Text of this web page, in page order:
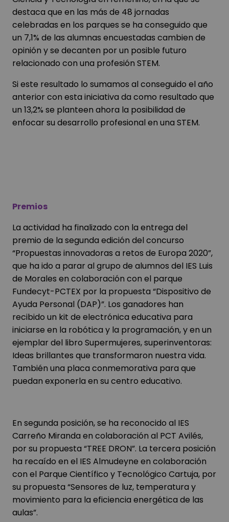
destaca que en las más de 48 jornadas
celebradas en los parques se ha conseguido que
un 7,1% de las alumnas encuestadas cambien de
opinión y se decanten por un posible futuro
relacionado con una profesión STEM.
Si este resultado lo sumamos al conseguido el año
anterior con esta iniciativa da como resultado que
un 13,2% se planteen ahora la posibilidad de
enfocar su desarrollo profesional en una STEM.
Premios
La actividad ha finalizado con la entrega del
premio de la segunda edición del concurso
“Propuestas innovadoras a retos de Europa 2020”,
que ha ido a parar al grupo de alumnos del IES Luis
de Morales en colaboración con el parque
Fundecyt-PCTEX por la propuesta “Dispositivo de
Ayuda Personal (DAP)”. Los ganadores han
recibido un kit de electrónica educativa para
iniciarse en la robótica y la programación, y en un
ejemplar del libro Supermujeres, superinventoras:
Ideas brillantes que transformaron nuestra vida.
También una placa conmemorativa para que
puedan exponerla en su centro educativo.
En segunda posición, se ha reconocido al IES
Carreño Miranda en colaboración al PCT Avilés,
por su propuesta “TREE DRON”. La tercera posición
ha recaído en el IES Almudeyne en colaboración
con el Parque Científico y Tecnológico Cartuja, por
su propuesta “Sensores de luz, temperatura y
movimiento para la eficiencia energética de las
aulas”.